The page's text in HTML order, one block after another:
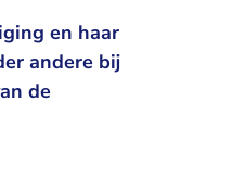
en haar
andere bij
de